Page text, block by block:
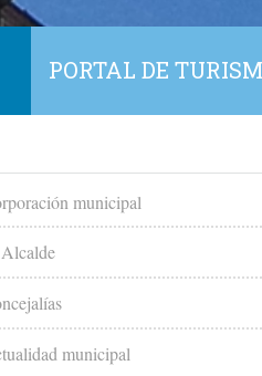
PORTAL DE
municipal
municipal